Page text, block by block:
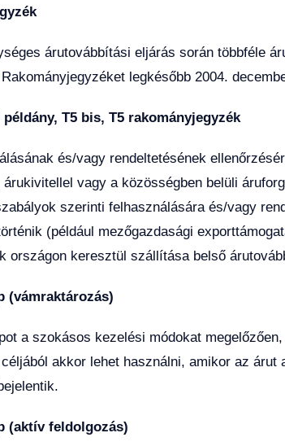
árutovábbítási eljárás során többféle
legkésőbb 2004.
T5 bis, T5 rakományjegyzék
és/vagy rendeltetésének
árukivitellel vagy a közösségben belüli
szerinti felhasználására és/vagy
(például mezőgazdasági
országon keresztül szállítása belső
(vámraktározás)
a szokásos kezelési módokat
akkor lehet használni, amikor az
(aktív feldolgozás)